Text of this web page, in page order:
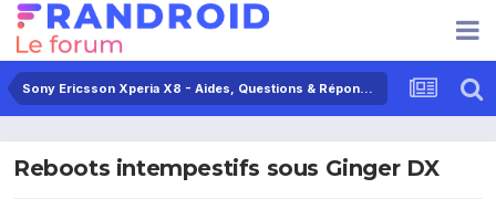
Sony Ericsson Xperia X8 - Aides, Questions & Réponses
Reboots intempestifs sous Ginger DX